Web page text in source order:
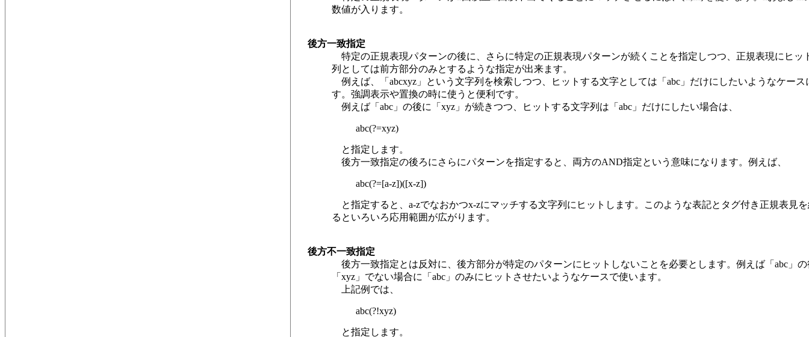
数値が入ります。
後方一致指定
特定の正規表現パターンの後に、さらに特定の正規表現パターンが続くことを指定しつつ、正規表現にヒッ
列としては前方部分のみとするような指定が出来ます。
例えば、「abcxyz」という文字列を検索しつつ、ヒットする文字としては「abc」だけにしたいようなケース
す。強調表示や置換の時に使うと便利です。
例えば「abc」の後に「xyz」が続きつつ、ヒットする文字列は「abc」だけにしたい場合は、
abc(?=xyz)
と指定します。
後方一致指定の後ろにさらにパターンを指定すると、両方のAND指定という意味になります。例えば、
abc(?=[a-z])([x-z])
と指定すると、a-zでなおかつx-zにマッチする文字列にヒットします。このような表記とタグ付き正規表見
るといろいろ応用範囲が広がります。
後方不一致指定
後方一致指定とは反対に、後方部分が特定のパターンにヒットしないことを必要とします。例えば「abc」
「xyz」でない場合に「abc」のみにヒットさせたいようなケースで使います。
上記例では、
abc(?!xyz)
と指定します。